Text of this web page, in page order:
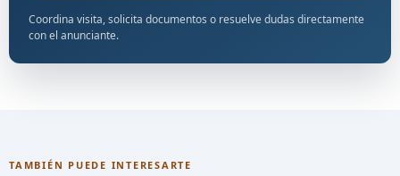
Coordina visita, solicita documentos o resuelve dudas directamente
con el anunciante.
TAMBIÉN PUEDE INTERESARTE